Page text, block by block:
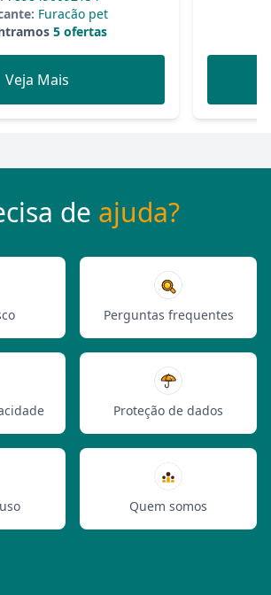
Furacão pet
5 ofertas
Veja Mais
de ajuda?
Perguntas frequentes
Proteção de dados
Quem somos